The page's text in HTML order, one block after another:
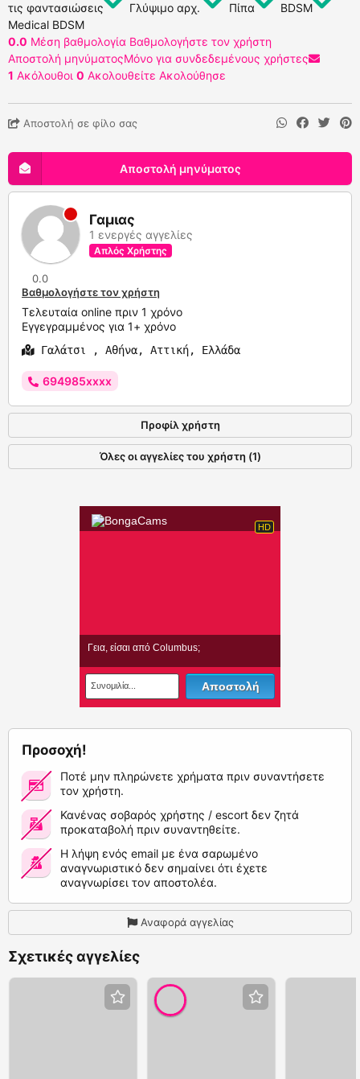
τις φαντασιώσεις Γλύψιμο αρχ. Πίπα
BDSM
Medical BDSM
0.0 Μέση βαθμολογία Βαθμολογήστε τον χρήστη
Αποστολή μηνύματοςΜόνο για συνδεδεμένους χρήστες
1 Ακόλουθοι 0 Ακολουθείτε Ακολούθησε
Αποστολή σε φίλο σας
Αποστολή μηνύματος
Γαμιας
1 ενεργές αγγελίες
Απλός Χρήστης
0.0
Βαθμολογήστε τον χρήστη
Τελευταία online πριν 1 χρόνο
Εγγεγραμμένος για 1+ χρόνο
Γαλάτσι , Αθήνα, Αττική, Ελλάδα
694985xxxx
Προφίλ χρήστη
Όλες οι αγγελίες του χρήστη (1)
Προσοχή!
Ποτέ μην πληρώνετε χρήματα πριν συναντήσετε
τον χρήστη.
Κανένας σοβαρός χρήστης / escort δεν ζητά
προκαταβολή πριν συναντηθείτε.
Η λήψη ενός email με ένα σαρωμένο
αναγνωριστικό δεν σημαίνει ότι έχετε
αναγνωρίσει τον αποστολέα.
Αναφορά αγγελίας
Σχετικές αγγελίες